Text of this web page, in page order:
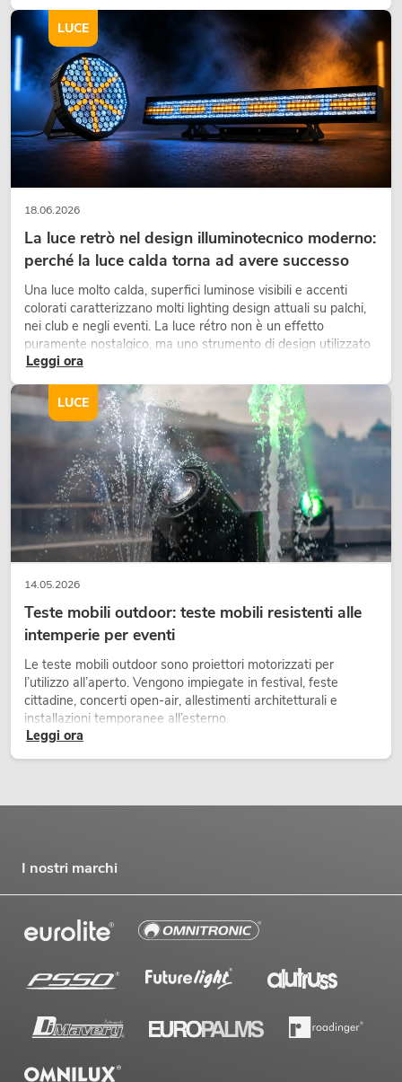
18.06.2026
La luce retrò nel design illuminotecnico moderno:
perché la luce calda torna ad avere successo
Una luce molto calda, superfici luminose visibili e accenti
colorati caratterizzano molti lighting design attuali su palchi,
nei club e negli eventi. La luce rétro non è un effetto
puramente nostalgico, ma uno strumento di design utilizzato
in modo consapevole: crea atmosfera, dona carattere alle
Leggi ora
LUCE
14.05.2026
Teste mobili outdoor: teste mobili resistenti alle
intemperie per eventi
Le teste mobili outdoor sono proiettori motorizzati per
l’utilizzo all’aperto. Vengono impiegate in festival, feste
cittadine, concerti open-air, allestimenti architetturali e
installazioni temporanee all’esterno.
Leggi ora
LUCE
I nostri marchi